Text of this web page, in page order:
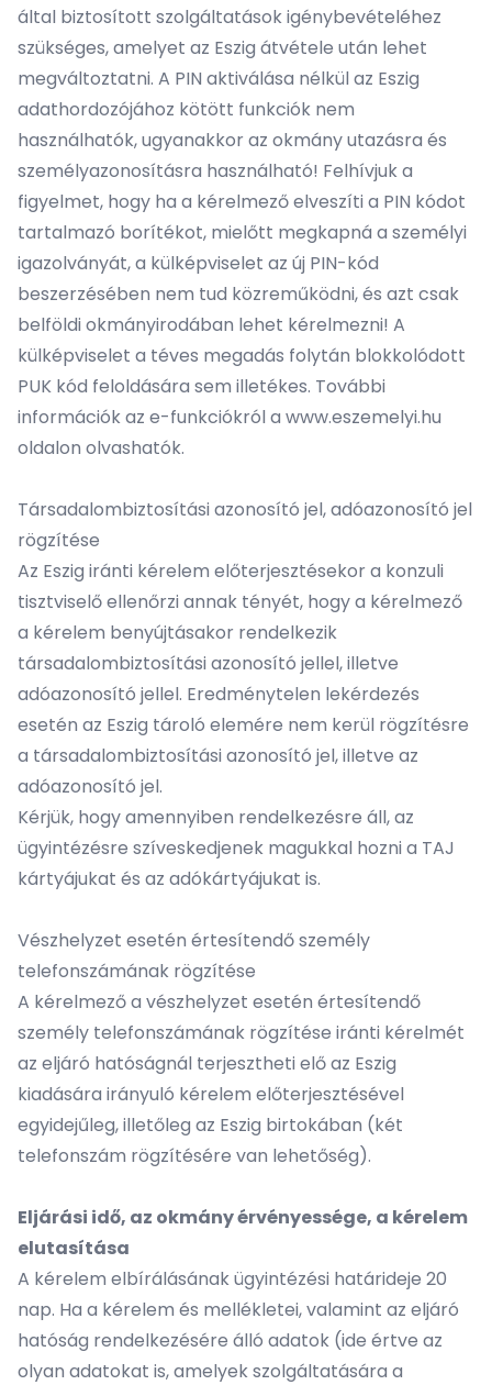
által biztosított szolgáltatások igénybevételéhez
szükséges, amelyet az Eszig átvétele után lehet
megváltoztatni. A PIN aktiválása nélkül az Eszig
adathordozójához kötött funkciók nem
használhatók, ugyanakkor az okmány utazásra és
személyazonosításra használható! Felhívjuk a
figyelmet, hogy ha a kérelmező elveszíti a PIN kódot
tartalmazó borítékot, mielőtt megkapná a személyi
igazolványát, a külképviselet az új PIN-kód
beszerzésében nem tud közreműködni, és azt csak
belföldi okmányirodában lehet kérelmezni! A
külképviselet a téves megadás folytán blokkolódott
PUK kód feloldására sem illetékes. További
információk az e-funkciókról a www.eszemelyi.hu
oldalon olvashatók.
Társadalombiztosítási azonosító jel, adóazonosító jel
rögzítése
Az Eszig iránti kérelem előterjesztésekor a konzuli
tisztviselő ellenőrzi annak tényét, hogy a kérelmező
a kérelem benyújtásakor rendelkezik
társadalombiztosítási azonosító jellel, illetve
adóazonosító jellel. Eredménytelen lekérdezés
esetén az Eszig tároló elemére nem kerül rögzítésre
a társadalombiztosítási azonosító jel, illetve az
adóazonosító jel.
Kérjük, hogy amennyiben rendelkezésre áll, az
ügyintézésre szíveskedjenek magukkal hozni a TAJ
kártyájukat és az adókártyájukat is.
Vészhelyzet esetén értesítendő személy
telefonszámának rögzítése
A kérelmező a vészhelyzet esetén értesítendő
személy telefonszámának rögzítése iránti kérelmét
az eljáró hatóságnál terjesztheti elő az Eszig
kiadására irányuló kérelem előterjesztésével
egyidejűleg, illetőleg az Eszig birtokában (két
telefonszám rögzítésére van lehetőség).
Eljárási idő, az okmány érvényessége, a kérelem
elutasítása
A kérelem elbírálásának ügyintézési határideje 20
nap. Ha a kérelem és mellékletei, valamint az eljáró
hatóság rendelkezésére álló adatok (ide értve az
olyan adatokat is, amelyek szolgáltatására a